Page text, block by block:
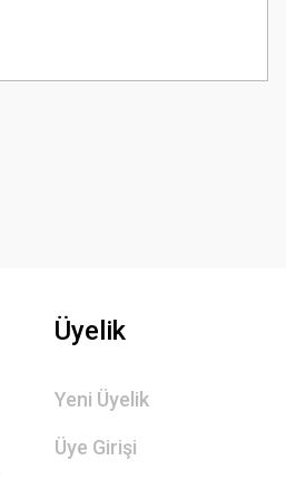
Üyelik
Yeni Üyelik
Üye Girişi